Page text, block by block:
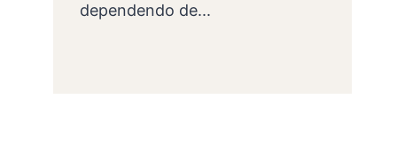
dependendo de...